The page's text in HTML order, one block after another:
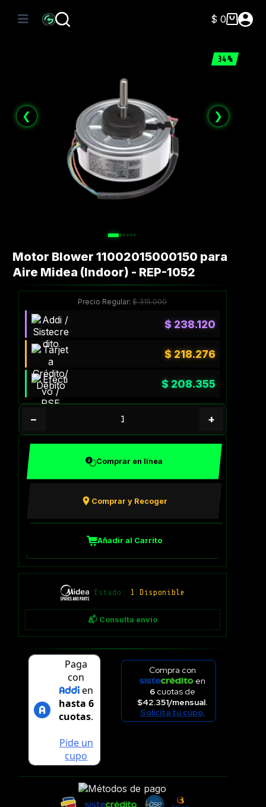
Carro
$ 0
34%
❮ ❯
Motor Blower 11002015000150 para
Aire Midea (Indoor) - REP-1052
Precio Regular:$315.000
$ 238.120
$ 218.276
$ 208.355
− +
Comprar en línea
Comprar y Recoger
Añadir al Carrito
Estado: 1 Disponible
📬 Consulta envío
Compra con
en
6cuotas de
$42.351/mensual.
Solicita tu cupo.